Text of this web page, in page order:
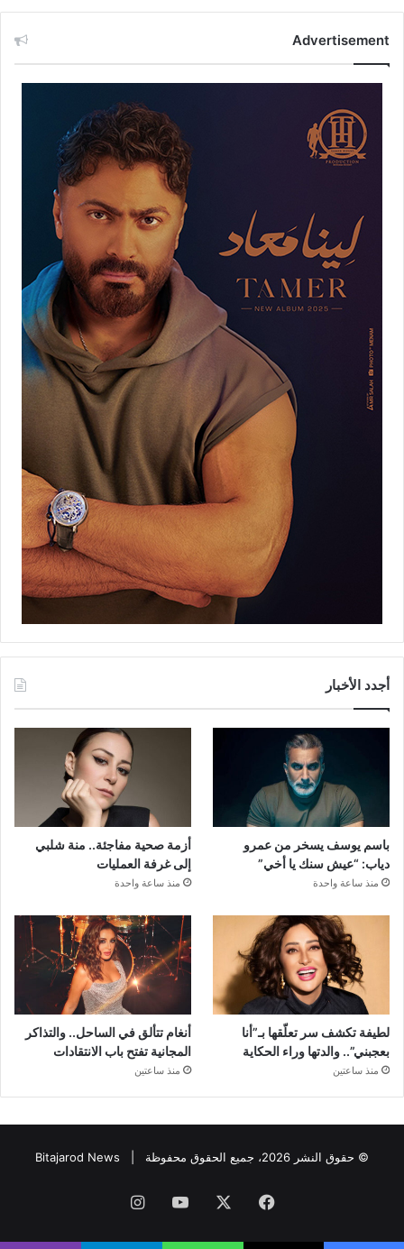
Advertisement
أجدد الأخبار
باسم يوسف يسخر من عمرو
دياب: “عيش سنك يا أخي”
منذ ساعة واحدة
أزمة صحية مفاجئة.. منة شلبي
إلى غرفة العمليات
منذ ساعة واحدة
لطيفة تكشف سر تعلّقها بـ”أنا
بعجبني”.. والدتها وراء الحكاية
منذ ساعتين
أنغام تتألق في الساحل.. والتذاكر
المجانية تفتح باب الانتقادات
منذ ساعتين
© حقوق النشر 2026، جميع الحقوق محفوظة | Bitajarod News
فيسبوك ‫YouTubeانستقرام